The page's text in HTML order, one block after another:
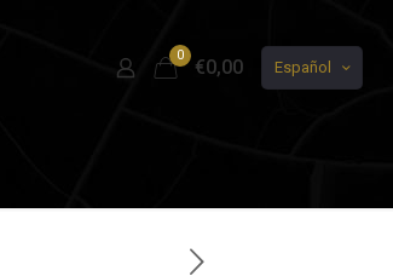
0
€0,00 Español